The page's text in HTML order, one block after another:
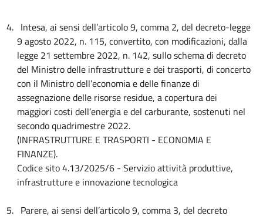
4. Intesa, ai sensi dell’articolo 9, comma 2, del decreto-legge
9 agosto 2022, n. 115, convertito, con modificazioni, dalla
legge 21 settembre 2022, n. 142, sullo schema di decreto
del Ministro delle infrastrutture e dei trasporti, di concerto
con il Ministro dell’economia e delle finanze di
assegnazione delle risorse residue, a copertura dei
maggiori costi dell’energia e del carburante, sostenuti nel
secondo quadrimestre 2022.
(INFRASTRUTTURE E TRASPORTI - ECONOMIA E
FINANZE).
Codice sito 4.13/2025/6 - Servizio attività produttive,
infrastrutture e innovazione tecnologica
5. Parere, ai sensi dell’articolo 9, comma 3, del decreto